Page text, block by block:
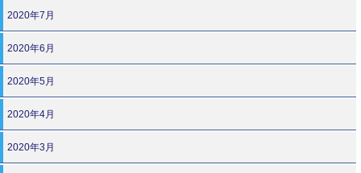
2020年7月
2020年6月
2020年5月
2020年4月
2020年3月